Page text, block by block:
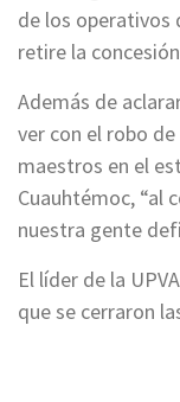
de los operativos
retire la
Además de
ver con el robo
maestros en el
Cuauhtémoc, “al
nuestra gente
El líder de la
que se cerraron